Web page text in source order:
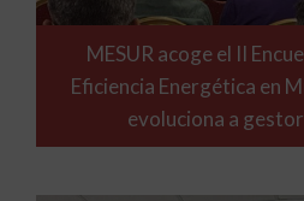
MESUR acoge el II
Eficiencia Energética en
evoluciona a